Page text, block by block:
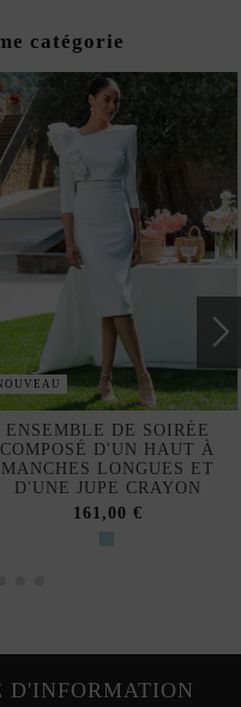
catégorie
ENSEMBLE DE SOIRÉE
COMPOSÉ D'UN HAUT À
MANCHES LONGUES ET
D'UNE JUPE CRAYON
161,00 €
D'INFORMATION